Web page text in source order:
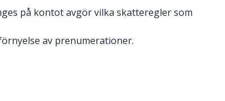
på kontot avgör vilka skatteregler som
av prenumerationer.